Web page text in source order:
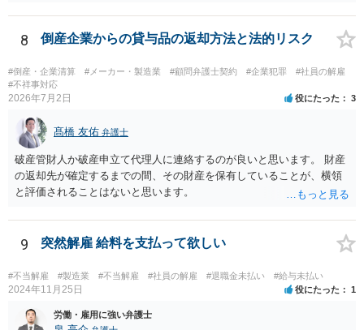
ったと体裁を整えるためであることが多いです。 ただ、実際に懲戒解
雇事由が認められそうなのであれば、穏便な形である自主退職をした
8 倒産企業からの貸与品の返却方法と法的リスク
#倒産・企業清算 #メーカー・製造業 #顧問弁護士契約 #企業犯罪
#社員の解雇
#不祥事対応
2026年7月2日 役にたった 3
髙橋 友佑 弁護士
破産管財人か破産申立て代理人に連絡するのが良いと思います。 財産
の返却先が確定するまでの間、その財産を保有していることが、横領
と評価されることはないと思います。
9 突然解雇 給料を支払って欲しい
#不当解雇 #製造業 #不当解雇 #社員の解雇 #退職金未払い #給与未払い
2024年11月25日 役にたった 1
労働・雇用に強い弁護士